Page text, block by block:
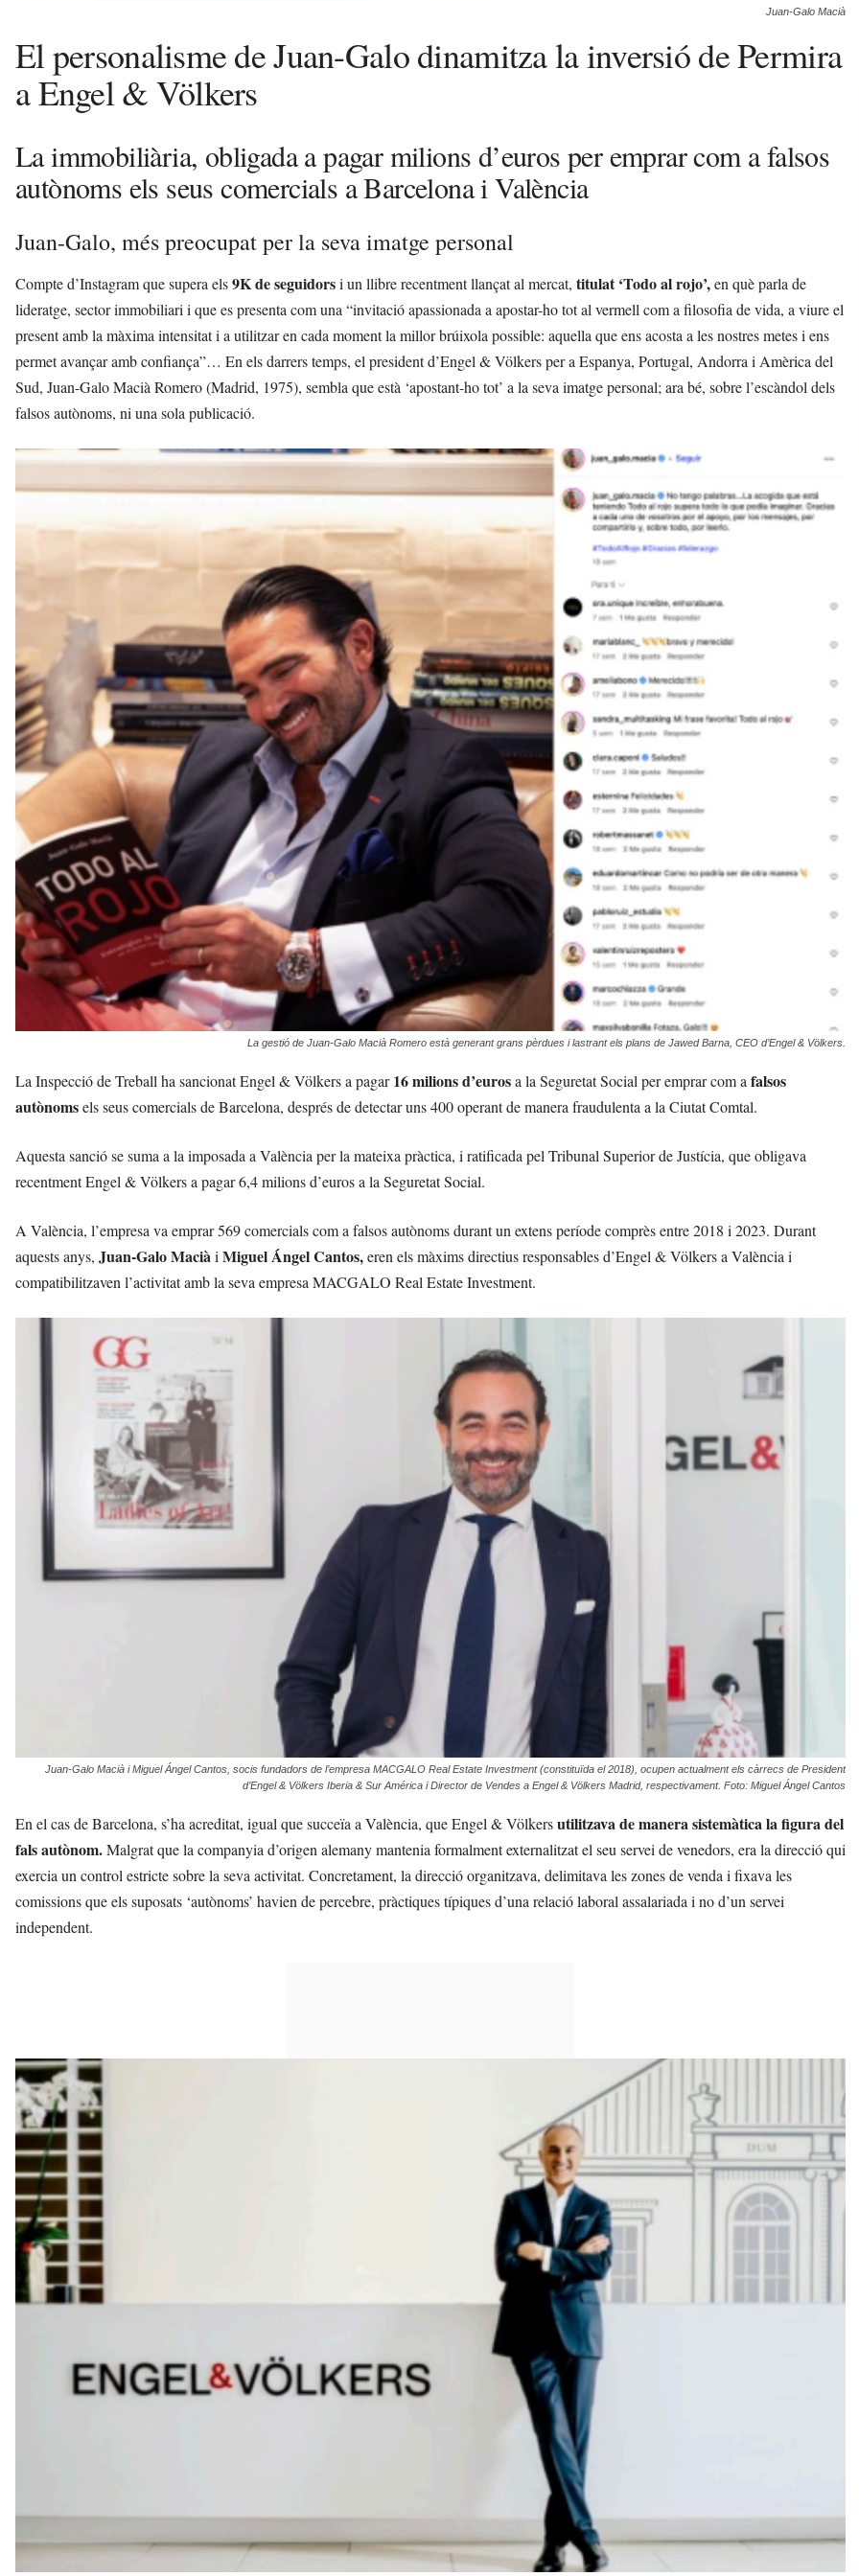
Juan-Galo Macià
El personalisme de Juan-Galo dinamitza la inversió de Permira
a Engel & Völkers
La immobiliària, obligada a pagar milions d’euros per emprar com a falsos
autònoms els seus comercials a Barcelona i València
Juan-Galo, més preocupat per la seva imatge personal
Compte d’Instagram que supera els9K de seguidorsi un llibre recentment llançat al mercat, titulat ‘Todo al rojo’,en què parla de
lideratge, sector immobiliari i que es presenta com una “invitació apassionada a apostar-ho tot al vermell com a filosofia de vida, a viure el
present amb la màxima intensitat i a utilitzar en cada moment la millor brúixola possible: aquella que ens acosta a les nostres metes i ens
permet avançar amb confiança”… En els darrers temps, el presidentd’Engel & Völkers per a Espanya, Portugal, Andorra i Amèrica del
Sud, Juan-Galo Macià Romero (Madrid, 1975), sembla que està ‘apostant-ho tot’ a la seva imatge personal; ara bé, sobre l’escàndol dels
falsos autònoms, ni una sola publicació.
La gestió de Juan-Galo Macià Romero està generant grans pèrdues i lastrant els plans de Jawed Barna, CEO d’Engel & Völkers.
La Inspecció de Treball ha sancionat Engel & Völkers a pagar16milions d’eurosa la Seguretat Social per emprar com a falsos
autònomsels seus comercials de Barcelona, després de detectaruns 400 operant de manera fraudulenta a la Ciutat Comtal.
Aquesta sanció se suma a la imposada a València per la mateixa pràctica, i ratificada pel Tribunal Superior de Justícia, que obligava
recentment Engel & Völkersa pagar 6,4 milions d’euros a la Seguretat Social.
A València, l’empresa va emprar 569 comercials com a falsosautònoms durant un extens període comprès entre 2018 i 2023. Durant
aquests anys, Juan-Galo Maciài Miguel Ángel Cantos,eren elsmàxims directius responsables d’Engel & Völkers a València i
compatibilitzaven l’activitat amb la seva empresa MACGALO Real EstateInvestment.
Juan-Galo Macià i Miguel Ángel Cantos, socis fundadors de l’empresa MACGALO Real Estate Investment (constituïda el 2018), ocupen actualment els càrrecs de President
d’Engel & Völkers Iberia & Sur América i Director de Vendes a Engel & Völkers Madrid, respectivament. Foto: Miguel Ángel Cantos
En el cas de Barcelona, s’ha acreditat, igual que succeïa aValència, que Engel & Völkersutilitzava de manera sistemàtica la figuradel
fals autònom.Malgrat que la companyia d’origen alemanymantenia formalment externalitzat el seu servei de venedors, era ladirecció qui
exercia un control estricte sobre la seva activitat. Concretament, la direcció organitzava, delimitava les zones de vendai fixava les
comissions que els suposats ‘autònoms’ havien de percebre, pràctiques típiques d’una relació laboral assalariada i no d’un servei
independent.